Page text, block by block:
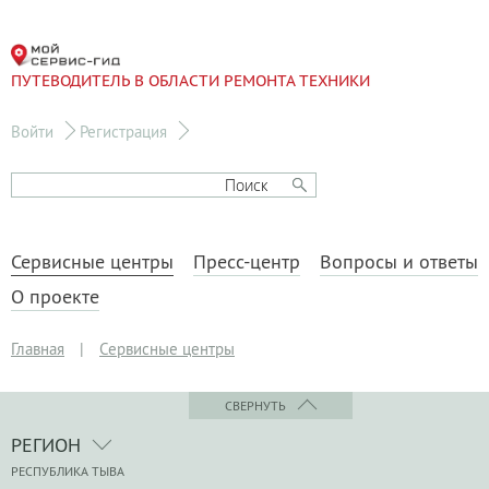
ПУТЕВОДИТЕЛЬ В ОБЛАСТИ РЕМОНТА ТЕХНИКИ
Войти Регистрация
Сервисные центры Пресс-центр
Вопросы и ответы
О проекте
Главная | Сервисные центры
СВЕРНУТЬ
РЕГИОН
РЕСПУБЛИКА ТЫВА